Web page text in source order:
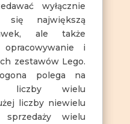
wyłącznie
się największą
ale także
i
zestawów Lego.
polega na
liczby wielu
liczby niewielu
sprzedaży wielu